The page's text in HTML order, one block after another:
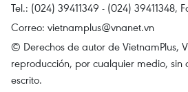
Tel.: (024) 39411349 - (024) 39411348,
Correo: vietnamplus@vnanet.vn
© Derechos de autor de VietnamPlus,
reproducción, por cualquier medio, sin
escrito.